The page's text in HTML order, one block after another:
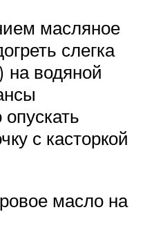
масляное
слегка
на водяной
с касторкой
масло на